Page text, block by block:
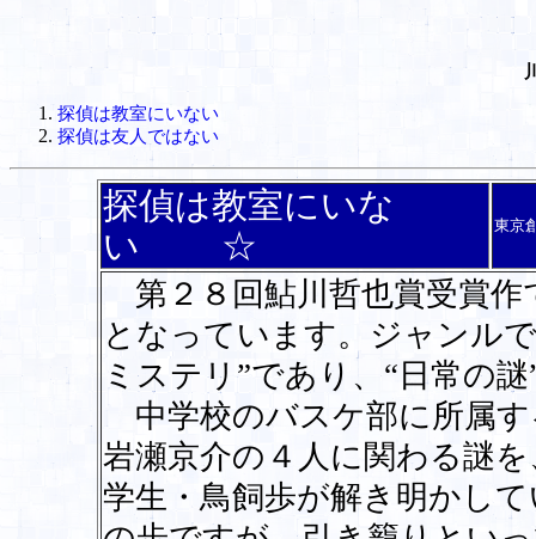
探偵は教室にいない
探偵は友人ではない
探偵は教室にいな
い ☆
東京
第２８回鮎川哲也賞受賞作
となっています。ジャンル
ミステリ”であり、“日常の
中学校のバスケ部に所属す
岩瀬京介の４人に関わる謎
学生・鳥飼歩が解き明かし